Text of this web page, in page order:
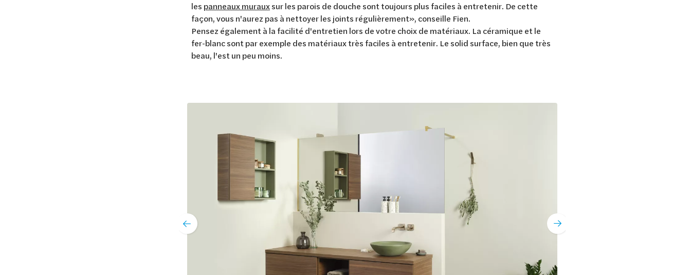
les panneaux murauxsur les parois de douche sont toujours plus faciles à entretenir. De cette
façon, vous n'aurez pas à nettoyer les joints régulièrement», conseille Fien.
Pensez également à la facilité d'entretien lors de votre choix de matériaux. La céramique et le
fer-blanc sont par exemple des matériaux très faciles à entretenir. Le solid surface, bien que très
beau, l'est un peu moins.